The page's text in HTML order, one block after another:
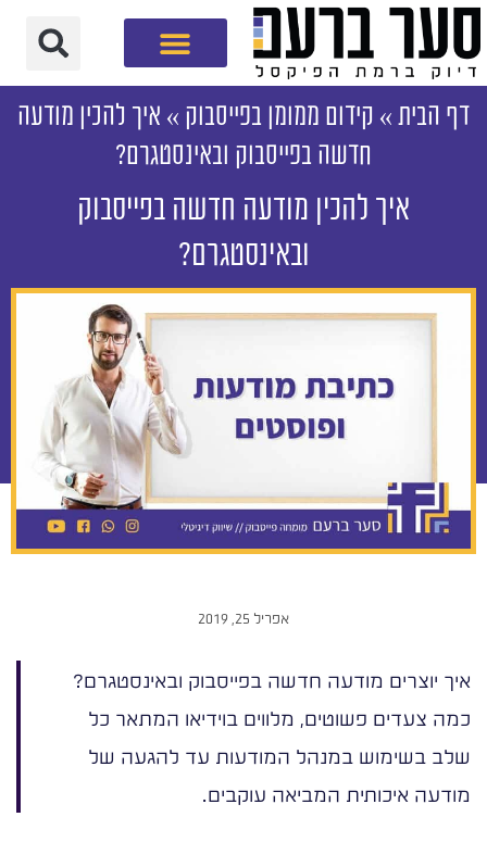
דף הבית» קידום ממומן בפייסבוק » איך להכין מודעה
חדשה בפייסבוק ובאינסטגרם?
איך להכין מודעה חדשה בפייסבוק
ובאינסטגרם?
אפריל 25, 2019
איך יוצרים מודעה חדשה בפייסבוק ובאינסטגרם?
כמה צעדים פשוטים, מלווים בוידיאו המתאר כל
שלב בשימוש במנהל המודעות עד להגעה של
מודעה איכותית המביאה עוקבים.